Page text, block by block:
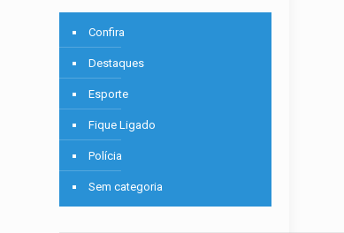
Confira
Destaques
Esporte
Fique Ligado
Polícia
Sem categoria